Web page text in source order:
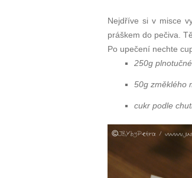
Nejdříve si v misce
práškem do pečiva.
Po upečení nechte
250g
50g změklého
cukr podle